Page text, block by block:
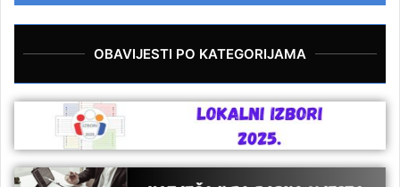
OBAVIJESTI PO KATEGORIJAMA